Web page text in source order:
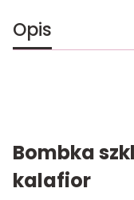
Opis
Bombka
kalafior